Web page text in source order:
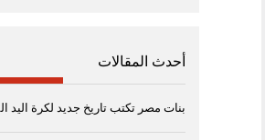
أحدث المقالات
بنات مصر تكتب تاريخ جديد لكرة اليد